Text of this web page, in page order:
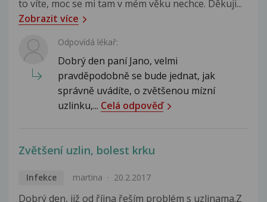
to víte, moc se mi tam v mém věku nechce. Děkuji...
Zobrazit více
Odpovídá lékař:
Dobrý den paní Jano, velmi
pravděpodobně se bude jednat, jak
správně uvádíte, o zvětšenou mízní
uzlinku,... Celá odpověď
Zvětšení uzlin, bolest krku
Infekce martina 20.2.2017
Dobrý den, již od října řeším problém s uzlinama.Z